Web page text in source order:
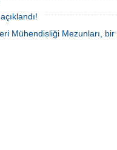
Mühendisliği Mezunları,